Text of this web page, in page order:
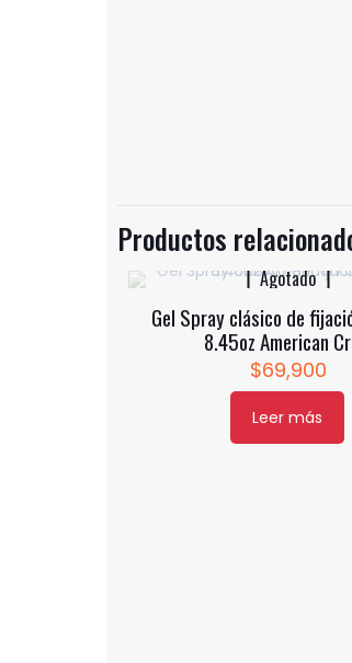
Productos
Agotado
Gel Spray clásico de
8.45oz American
$69,900
Leer más